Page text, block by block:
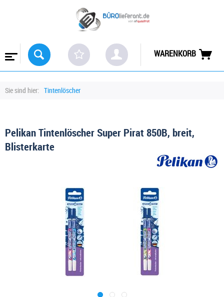
WARENKORB
Sie sind hier: Tintenlöscher
Pelikan Tintenlöscher Super Pirat 850B, breit,
Blisterkarte